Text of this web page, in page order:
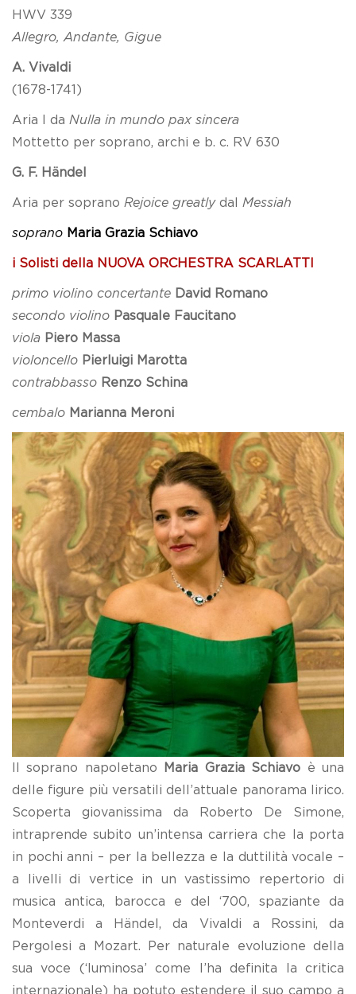
HWV 339
Allegro, Andante, Gigue
A. Vivaldi
(1678-1741)
Aria I da Nulla in mundo pax sincera
Mottetto per soprano, archi e b. c. RV 630
G. F. Händel
Aria per soprano Rejoice greatlydal Messiah
soprano Maria Grazia Schiavo
i Solisti della NUOVA ORCHESTRA SCARLATTI
primo violino concertante David Romano
secondo violino Pasquale Faucitano
viola Piero Massa
violoncello Pierluigi Marotta
contrabbasso Renzo Schina
cembalo Marianna Meroni
Il soprano napoletano Maria Grazia Schiavo è una
delle figure più versatili dell’attuale panorama lirico.
Scoperta giovanissima da Roberto De Simone,
intraprende subito un’intensa carriera che la porta
in pochi anni – per la bellezza e la duttilità vocale –
a livelli di vertice in un vastissimo repertorio di
musica antica, barocca e del ‘700, spaziante da
Monteverdi a Händel, da Vivaldi a Rossini, da
Pergolesi a Mozart. Per naturale evoluzione della
sua voce (‘luminosa’ come l’ha definita la critica
internazionale) ha potuto estendere il suo campo a